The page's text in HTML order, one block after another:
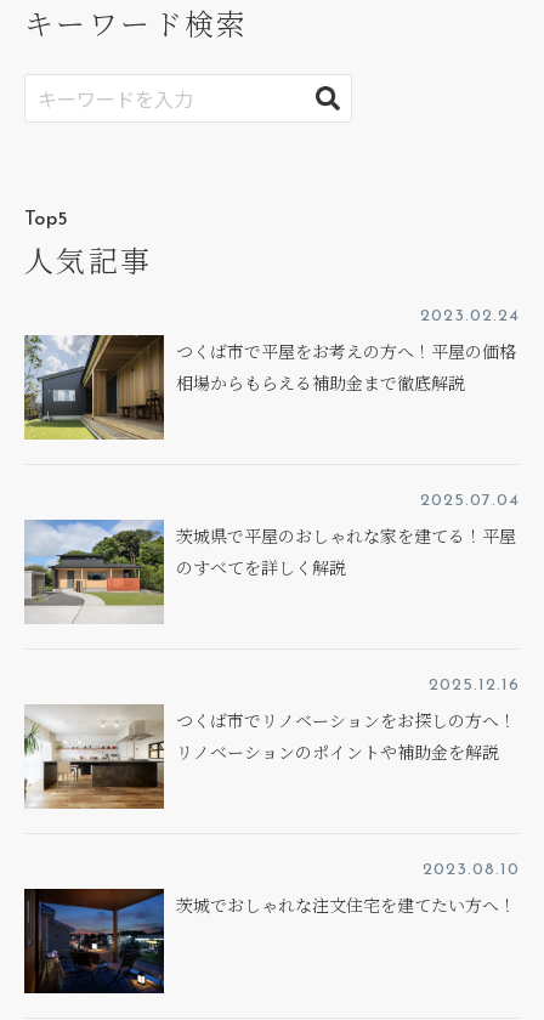
キーワード検索
Top5
人気記事
2023.02.24
つくば市で平屋をお考えの方へ！平屋の価格
相場からもらえる補助金まで徹底解説
2025.07.04
茨城県で平屋のおしゃれな家を建てる！平屋
のすべてを詳しく解説
2025.12.16
つくば市でリノベーションをお探しの方へ！
リノベーションのポイントや補助金を解説
2023.08.10
茨城でおしゃれな注文住宅を建てたい方へ！